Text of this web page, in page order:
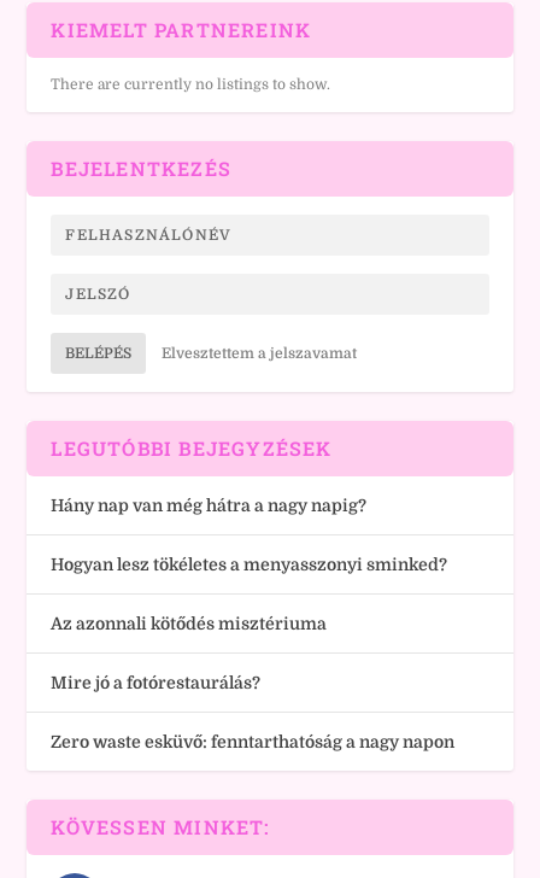
KIEMELT PARTNEREINK
There are currently no listings to show.
BEJELENTKEZÉS
BELÉPÉS Elvesztettem a jelszavamat
LEGUTÓBBI BEJEGYZÉSEK
Hány nap van még hátra a nagy napig?
Hogyan lesz tökéletes a menyasszonyi sminked?
Az azonnali kötődés misztériuma
Mire jó a fotórestaurálás?
Zero waste esküvő: fenntarthatóság a nagy napon
KÖVESSEN MINKET: